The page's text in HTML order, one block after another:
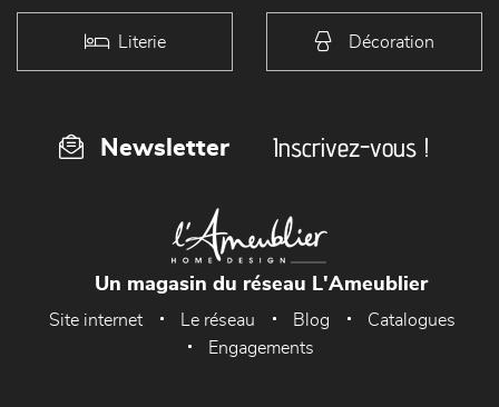
Literie Décoration
Newsletter Inscrivez-vous !
Un magasin du réseau L'Ameublier
Site internet Le réseau Blog
Catalogues
Engagements